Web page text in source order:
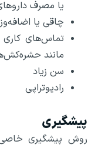
یا مصرف
چاقی یا
تماس‌های
مانند
سن زیاد
رادیوتراپی
پیشگیری
روش پیشگیری خاصی